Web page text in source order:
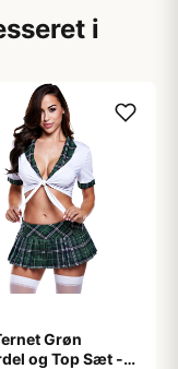
i
Grøn
og Top Sæt -